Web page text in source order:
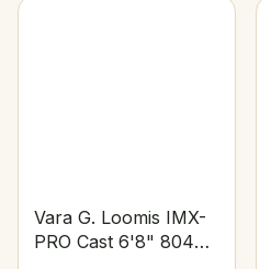
Vara G. Loomis IMX-
PRO Cast 6'8" 804C